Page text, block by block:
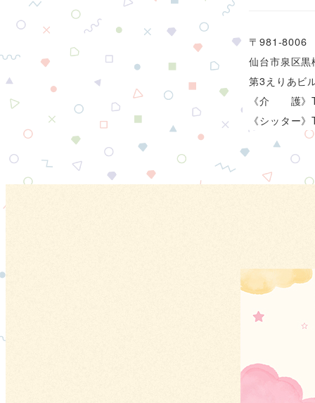
〒981-8006
仙台市泉区
第3えりあビ
《介 護》
《シッター